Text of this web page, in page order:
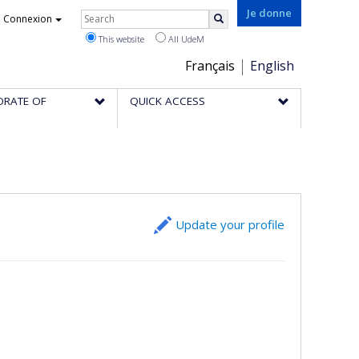
Je donne
Choix
de
la
Français English
Connexion Rechercher
This website All UdeM
OF QUICK ACCESS
Update your profile